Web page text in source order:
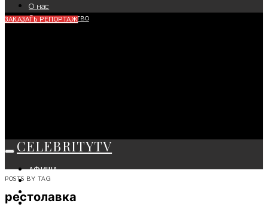
О нас
Сотрудничество
ЗАКАЗАТЬ РЕПОРТАЖ
CELEBRITYTV
АФИША
СОБЫТИЯ
КРАСОТА
МОДА
POSTS BY TAG
рестолавка